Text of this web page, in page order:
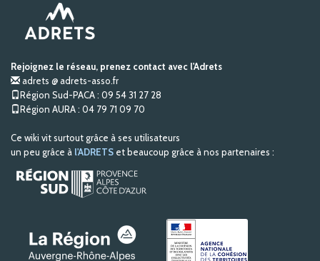
Rejoignez le réseau, prenez contact avec l'Adrets
adrets @ adrets-asso.fr
Région Sud-PACA : 09 54 31 27 28
Région AURA : 04 79 71 09 70
Ce wiki vit surtout grâce à ses utilisateurs
un peu grâce à l'ADRETS et beaucoup grâce à nos partenaires :